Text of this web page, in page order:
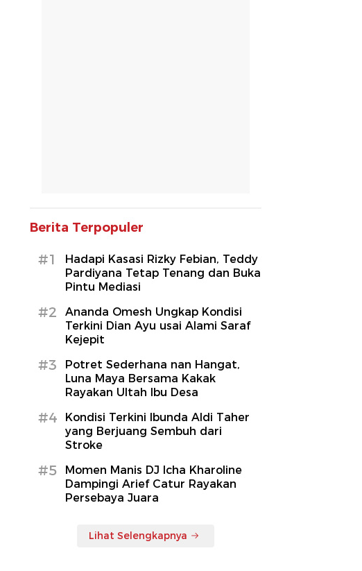
Berita Terpopuler
#1
Hadapi Kasasi Rizky Febian, Teddy
Pardiyana Tetap Tenang dan Buka
Pintu Mediasi
#2
Ananda Omesh Ungkap Kondisi
Terkini Dian Ayu usai Alami Saraf
Kejepit
#3
Potret Sederhana nan Hangat,
Luna Maya Bersama Kakak
Rayakan Ultah Ibu Desa
#4
Kondisi Terkini Ibunda Aldi Taher
yang Berjuang Sembuh dari
Stroke
#5
Momen Manis DJ Icha Kharoline
Dampingi Arief Catur Rayakan
Persebaya Juara
Lihat Selengkapnya